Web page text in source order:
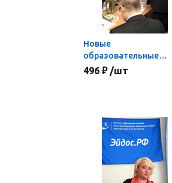
Новые
образовательные
стандарты:
496 ₽ /шт